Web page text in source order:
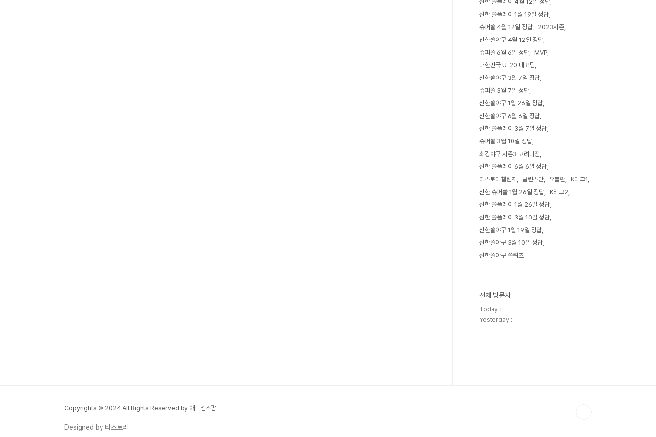
신한 쏠플레이 4월 12일 정답
신한 쏠플레이 1월 19일 정답
슈퍼쏠 4월 12일 정답
2023시즌
신한쏠야구 4월 12일 정답
슈퍼쏠 6월 6일 정답
MVP
대한민국 U-20 대표팀
신한쏠야구 3월 7일 정답
슈퍼쏠 3월 7일 정답
신한쏠야구 1월 26일 정답
신한쏠야구 6월 6일 정답
신한 쏠플레이 3월 7일 정답
슈퍼쏠 3월 10일 정답
최강야구 시즌3 고려대전
신한 쏠플레이 6월 6일 정답
티스토리챌린지
클린스만 오블완
K리그1
신한 슈퍼쏠 1월 26일 정답
K리그2
신한 쏠플레이 1월 26일 정답
신한 쏠플레이 3월 10일 정답
신한쏠야구 1월 19일 정답
신한쏠야구 3월 10일 정답
신한쏠야구 쏠퀴즈
전체 방문자
Today :
Yesterday :
Copyrights © 2024 All Rights Reserved by 애드센스팜
Designed by 티스토리